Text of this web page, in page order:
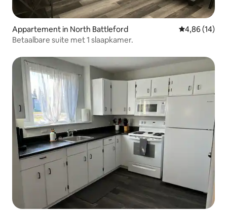
Appartement in North Battleford Gemiddelde
4,86 (14)
Betaalbare suite met 1 slaapkamer.